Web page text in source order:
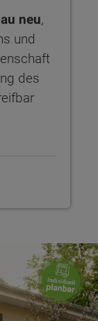
neu,
und
des